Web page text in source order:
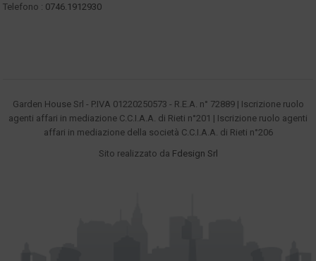
Telefono : 0746.1912930
Garden House Srl - P.IVA 01220250573 - R.E.A. n° 72889 | Iscrizione ruolo
agenti affari in mediazione C.C.I.A.A. di Rieti n°201 | Iscrizione ruolo agenti
affari in mediazione della società C.C.I.A.A. di Rieti n°206
Sito realizzato da Fdesign Srl